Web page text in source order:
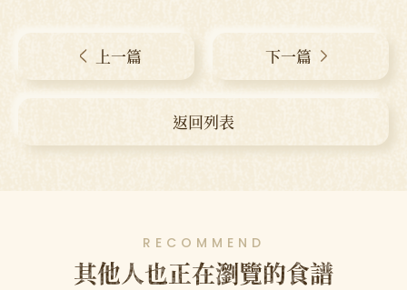
上一篇
返回列表
下一篇
RECOMMEND
其他人也正在瀏覽的食譜